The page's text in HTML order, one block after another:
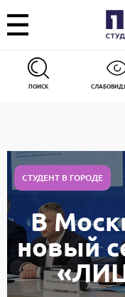
ПОИСК
СТУДЕНТ В ГОРОДЕ
В
новый